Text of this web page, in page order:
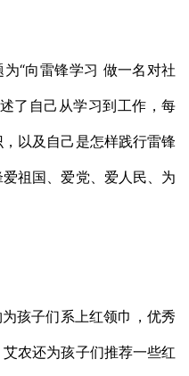
“向雷锋学习 做一名对社
了自己从学习到工作，每
以及自己是怎样践行雷锋
祖国、爱党、爱人民、为
孩子们系上红领巾，优秀
农还为孩子们推荐一些红